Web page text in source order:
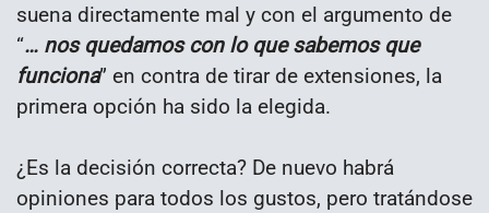
suena directamente mal y con el argumento de
“… nos quedamos con lo que sabemos que
funciona” en contra de tirar de extensiones, la
primera opción ha sido la elegida.
¿Es la decisión correcta? De nuevo habrá
opiniones para todos los gustos, pero tratándose